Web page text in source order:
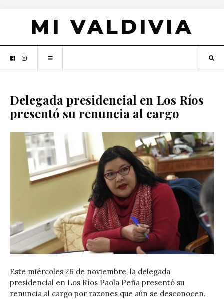
MI VALDIVIA
Delegada presidencial en Los Ríos
presentó su renuncia al cargo
Este miércoles 26 de noviembre, la delegada
presidencial en Los Ríos Paola Peña presentó su
renuncia al cargo por razones que aún se desconocen.